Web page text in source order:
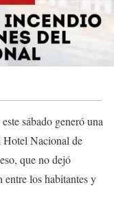
sábado generó una
Hotel Nacional de
que no dejó
entre los habitantes y